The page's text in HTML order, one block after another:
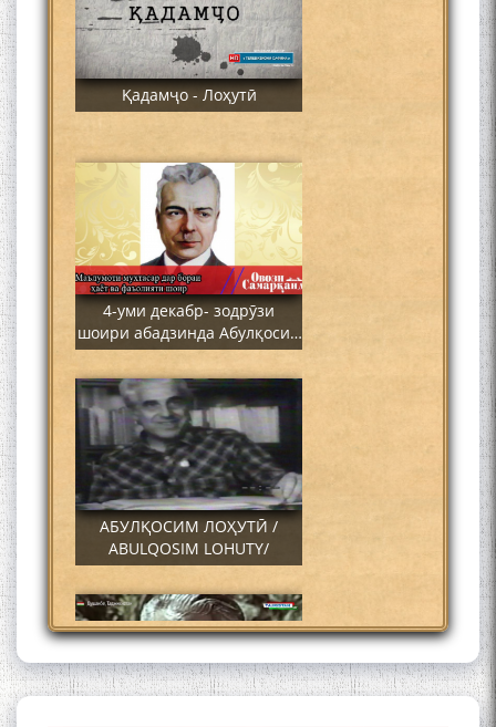
Қадамҷо - Лоҳутӣ
4-уми декабр- зодрӯзи
шоири абадзинда Абулқосим
Лоҳутӣ
АБУЛҚОСИМ ЛОҲУТӢ /
ABULQOSIM LOHUTY/